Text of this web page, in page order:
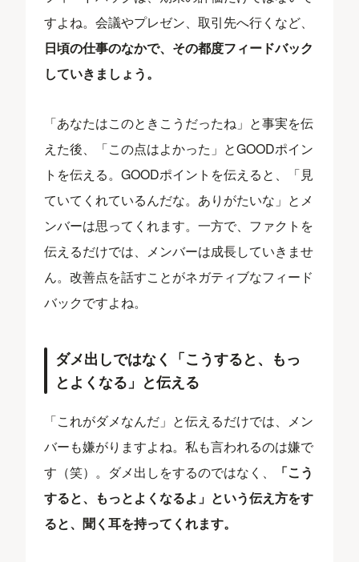
すよね。会議やプレゼン、取引先へ行くなど、
日頃の仕事のなかで、その都度フィードバック
していきましょう。
「あなたはこのときこうだったね」と事実を伝
えた後、「この点はよかった」とGOODポイン
トを伝える。GOODポイントを伝えると、「見
ていてくれているんだな。ありがたいな」とメ
ンバーは思ってくれます。一方で、ファクトを
伝えるだけでは、メンバーは成長していきませ
ん。改善点を話すことがネガティブなフィード
バックですよね。
ダメ出しではなく「こうすると、もっ
とよくなる」と伝える
「これがダメなんだ」と伝えるだけでは、メン
バーも嫌がりますよね。私も言われるのは嫌で
す（笑）。ダメ出しをするのではなく、
「こう
すると、もっとよくなるよ」という伝え方をす
ると、聞く耳を持ってくれます。